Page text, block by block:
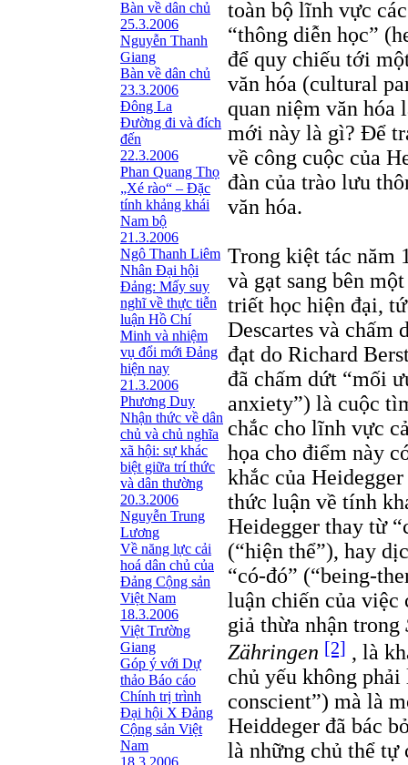
Bàn về dân chủ
25.3.2006
Nguyễn Thanh
Giang
Bàn về dân chủ
23.3.2006
Đông La
Đường đi và đích
đến
22.3.2006
Phan Quang Thọ
„Xé rào“ – Đặc
tính khảng khái
Nam bộ
21.3.2006
Ngô Thanh Liêm
Nhân Đại hội
Đảng: Mấy suy
nghĩ về thực tiễn
luận Hồ Chí
Minh và nhiệm
vụ đổi mới Đảng
hiện nay
21.3.2006
Phương Duy
Nhận thức về dân
chủ và chủ nghĩa
xã hội: sự khác
biệt giữa trí thức
và dân thường
20.3.2006
Nguyễn Trung
Lương
Về năng lực cải
hoá dân chủ của
Đảng Cộng sản
Việt Nam
18.3.2006
Việt Trường
Giang
Góp ý với Dự
thảo Báo cáo
Chính trị trình
Đại hội X Đảng
Cộng sản Việt
Nam
18.3.2006
toàn bộ lĩnh vực
“thông diễn học”
để quy chiếu tới
văn hóa (cultural
quan niệm văn hóa
mới này là gì? Để
về công cuộc của
đàn của trào lưu
văn hóa.
Trong kiệt tác năm
và gạt sang bên
triết học hiện đại,
Descartes và chấm
đạt do Richard
đã chấm dứt “mối
anxiety”) là cuộc
chắc cho lĩnh vực
họa cho điểm này
khắc của
thức luận về tính
Heidegger thay từ
(“hiện thể”), hay
“có-đó” (“being-
luận chiến của việc
giả thừa nhận trong
Zähringen [2] , là
chủ yếu không
conscient”) mà là
Heiddeger đã bác
là những chủ thể tự